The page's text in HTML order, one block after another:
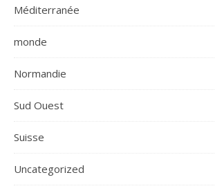
Méditerranée
monde
Normandie
Sud Ouest
Suisse
Uncategorized